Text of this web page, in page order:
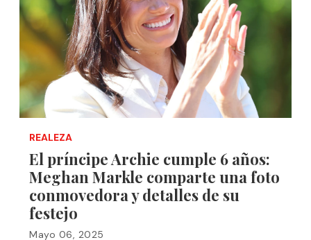
REALEZA
El príncipe Archie cumple 6 años:
Meghan Markle comparte una foto
conmovedora y detalles de su
festejo
Mayo 06, 2025